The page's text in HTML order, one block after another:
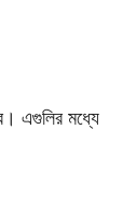
এগুলির মধ্যে